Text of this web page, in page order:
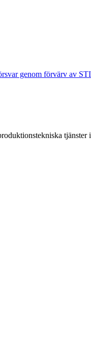
genom förvärv av